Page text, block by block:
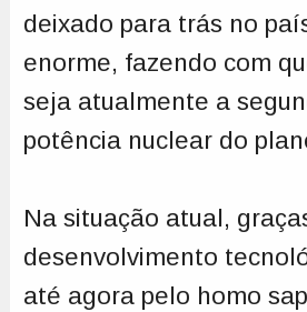
deixado para trás no
enorme, fazendo com
seja atualmente a
potência nuclear do
Na situação atual,
desenvolvimento
até agora pelo homo